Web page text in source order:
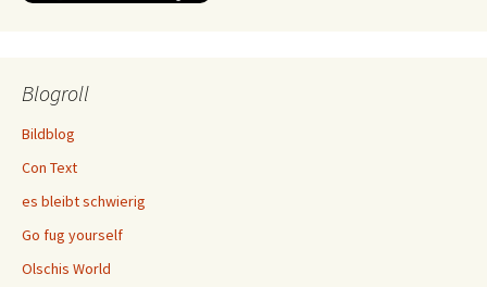
Blogroll
Bildblog
Con Text
es bleibt schwierig
Go fug yourself
Olschis World